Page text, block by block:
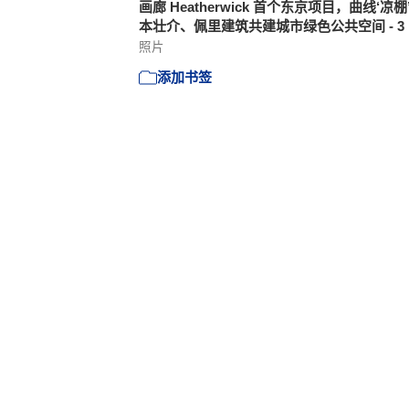
画廊 Heatherwick 首个东京项目，曲线‘凉棚
本壮介、佩里建筑共建城市绿色公共空间 - 3
照片
添加书签